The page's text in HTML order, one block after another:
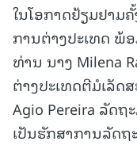
ໃນໂອກາດຢ້ຽມຢາມ
ການຕ່າງປະເທດ ພ້
ທ່ານ ນາງ Milena
ຕ່າງປະເທດຕີມໍເລັດ
Agio Pereira ລັດ
ເປັນຮັກສາການລັດຖ